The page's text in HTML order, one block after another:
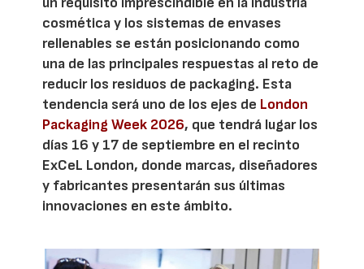
cosmética y los sistemas de envases
rellenables se están posicionando como
una de las principales respuestas al reto de
reducir los residuos de packaging. Esta
tendencia será uno de los ejes de London
Packaging Week 2026, que tendrá lugar los
días 16 y 17 de septiembre en el recinto
ExCeL London, donde marcas, diseñadores
y fabricantes presentarán sus últimas
innovaciones en este ámbito.